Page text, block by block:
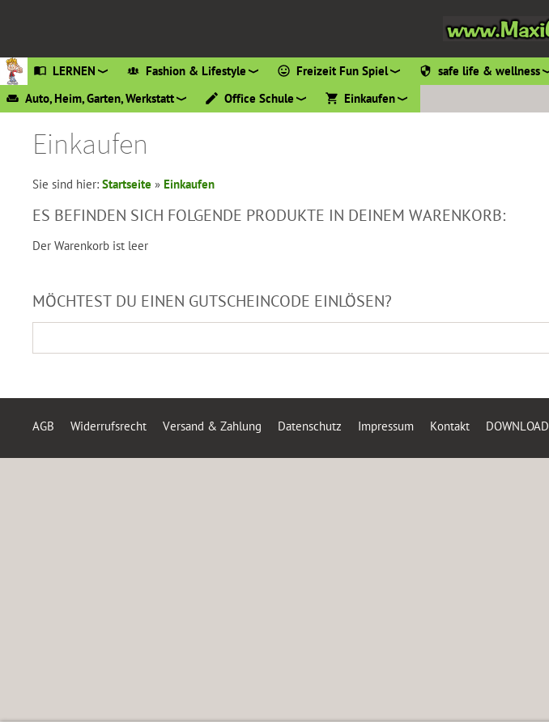
LERNEN Fashion & Lifestyle Freizeit Fun Spiel safe life & wellness
Auto, Heim, Garten, Werkstatt
Office Schule Einkaufen
Einkaufen
Sie sind hier: Startseite » Einkaufen
ES BEFINDEN SICH FOLGENDE PRODUKTE IN DEINEM WARENKORB:
Der Warenkorb ist leer
MÖCHTEST DU EINEN GUTSCHEINCODE EINLÖSEN?
AGB Widerrufsrecht Versand & Zahlung Datenschutz Impressum Kontakt DOWNLOAD